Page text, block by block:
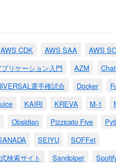
AWS CDK AWS SAA
AWS
リケーション入門
AZM
選手権試合 Docker
KAIRI KREVA M-1
Obsidian Pizzicato Five
SEIYU
SOFFet
検索サイト
Sandpiper